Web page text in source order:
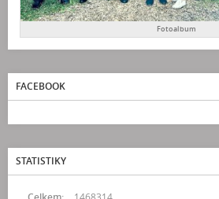
Fotoalbum
FACEBOOK
STATISTIKY